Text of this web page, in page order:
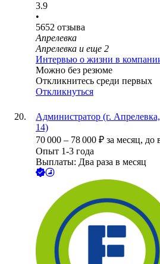
3.9
•
5652 отзыва
Апрелевка
Апрелевка и еще 2
Интервью о жизни в
Можно без резюме
Откликнитесь среди первых
Откликнуться
Администратор (г.
14)
70 000 – 78 000 ₽ за месяц, до
Опыт 1-3 года
Выплаты: Два раза в месяц